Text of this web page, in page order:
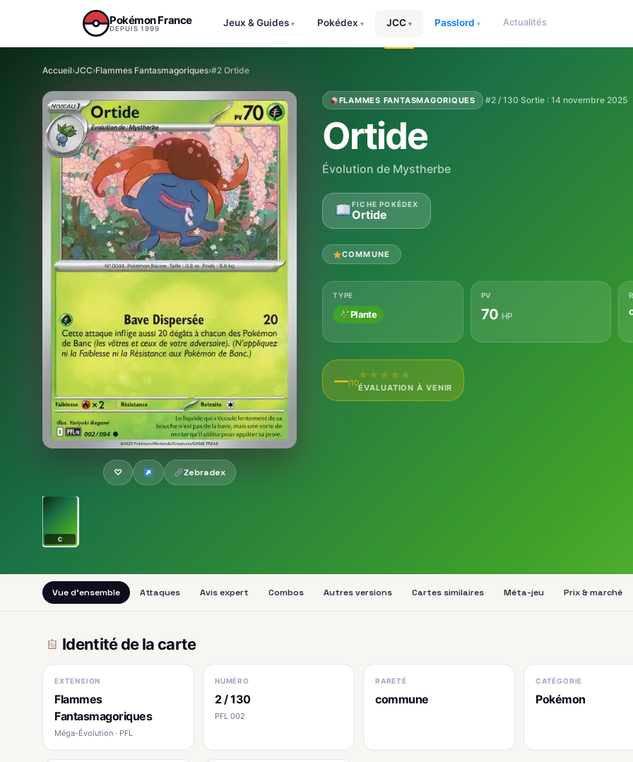
Pokémon France
DEPUIS 1999
Jeux & Guides ▾ Pokédex ▾ JCC ▾ Passlord ▾ Actualités
Accueil›JCC›Flammes Fantasmagoriques›#2 Ortide
♡ Zebradex
C
FLAMMES FANTASMAGORIQUES ·#2 / 130·Sortie : 14 novembre 2025
Ortide
Évolution de Mystherbe
FICHE POKÉDEX
Ortide
COMMUNE
TYPE
Plante
PV
70 HP
—/10
★ ★ ★ ★ ★
ÉVALUATION À VENIR
Vue d'ensemble Attaques Avis expert Combos Autres versions Cartes similaires Méta-jeu Prix & marché
Identité de la carte
EXTENSION
Flammes
Fantasmagoriques
Méga-Évolution · PFL
NUMÉRO
2 / 130
PFL 002
RARETÉ
commune
CATÉGORIE
Pokémon